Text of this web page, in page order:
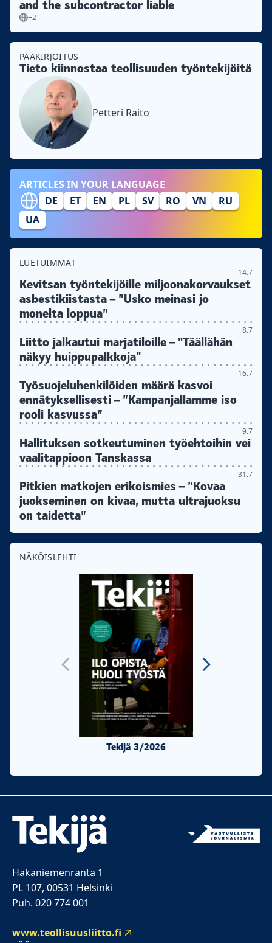
and the subcontractor liable
+2
PÄÄKIRJOITUS
Tieto kiinnostaa teollisuuden työntekijöitä
Petteri Raito
ARTICLES IN YOUR LANGUAGE
DE
ET EN PL SV RO VN
RU
UA
LUETUIMMAT
14.7
Kevitsan työntekijöille miljoonakorvaukset
asbestikiistasta – ”Usko meinasi jo
monelta loppua”
8.7
Liitto jalkautui marjatiloille – "Täällähän
näkyy huippupalkkoja"
16.7
Työsuojeluhenkilöiden määrä kasvoi
ennätyksellisesti – ”Kampanjallamme iso
rooli kasvussa”
9.7
Hallituksen sotkeutuminen työehtoihin vei
vaalitappioon Tanskassa
31.7
Pitkien matkojen erikoismies – ”Kovaa
juokseminen on kivaa, mutta ultrajuoksu
on taidetta”
NÄKÖISLEHTI
Tekijä 3/2026
Hakaniemenranta 1
PL 107, 00531 Helsinki
Puh. 020 774 001
www.teollisuusliitto.fi